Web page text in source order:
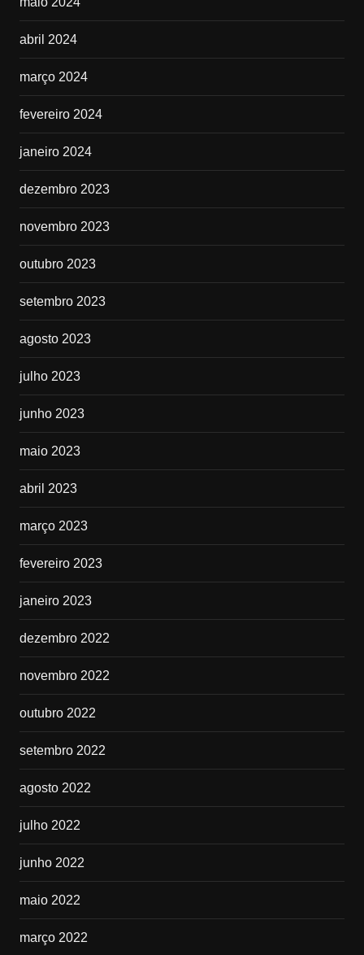
abril 2024
março 2024
fevereiro 2024
janeiro 2024
dezembro 2023
novembro 2023
outubro 2023
setembro 2023
agosto 2023
julho 2023
junho 2023
maio 2023
abril 2023
março 2023
fevereiro 2023
janeiro 2023
dezembro 2022
novembro 2022
outubro 2022
setembro 2022
agosto 2022
julho 2022
junho 2022
maio 2022
março 2022